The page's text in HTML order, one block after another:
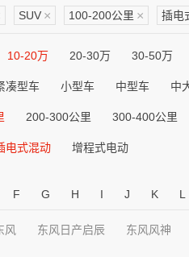
SUV × 100-200公里 × 插电
10-20万 20-30万 30-50万
凑型车 小型车 中型车 中
200-300公里 300-400公里
电式混动 增程式电动
F G H I J K L
风 东风日产启辰 东风风神